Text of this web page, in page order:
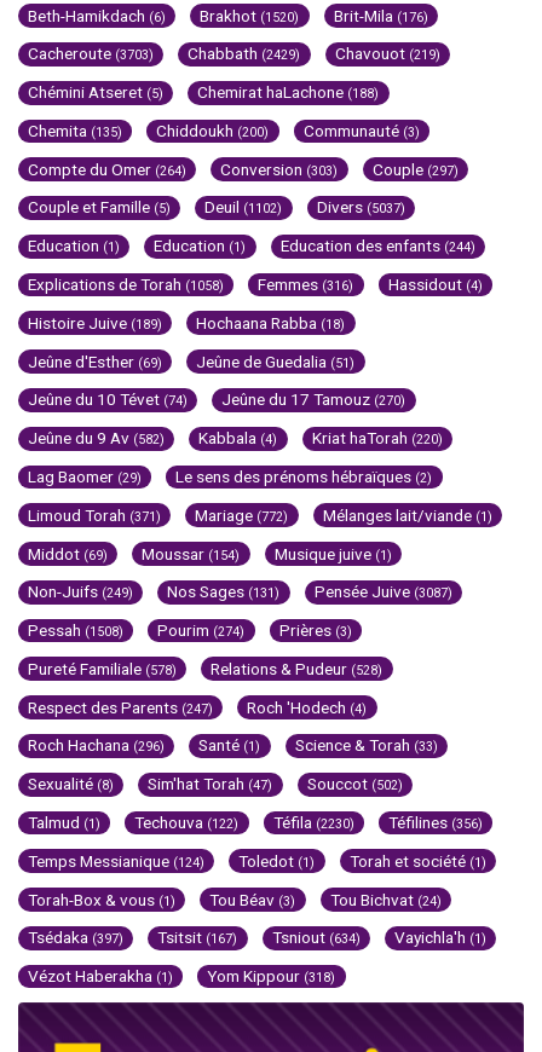
Beth-Hamikdach (6) Brakhot (1520) Brit-Mila (176)
Cacheroute (3703) Chabbath (2429) Chavouot (219)
Chémini Atseret (5) Chemirat haLachone (188)
Chemita (135) Chiddoukh (200) Communauté (3)
Compte du Omer (264) Conversion (303) Couple (297)
Couple et Famille (5) Deuil (1102) Divers (5037)
Education (1) Education (1) Education des enfants (244)
Explications de Torah (1058) Femmes (316) Hassidout (4)
Histoire Juive (189) Hochaana Rabba (18)
Jeûne d'Esther (69) Jeûne de Guedalia (51)
Jeûne du 10 Tévet (74) Jeûne du 17 Tamouz (270)
Jeûne du 9 Av (582) Kabbala (4) Kriat haTorah (220)
Lag Baomer (29) Le sens des prénoms hébraïques (2)
Limoud Torah (371) Mariage (772) Mélanges lait/viande (1)
Middot (69) Moussar (154) Musique juive (1)
Non-Juifs (249) Nos Sages (131) Pensée Juive (3087)
Pessah (1508) Pourim (274) Prières (3)
Pureté Familiale (578) Relations & Pudeur (528)
Respect des Parents (247) Roch 'Hodech (4)
Roch Hachana (296) Santé (1) Science & Torah (33)
Sexualité (8) Sim'hat Torah (47) Souccot (502)
Talmud (1) Techouva (122) Téfila (2230) Téfilines (356)
Temps Messianique (124) Toledot (1) Torah et société (1)
Torah-Box & vous (1) Tou Béav (3) Tou Bichvat (24)
Tsédaka (397) Tsitsit (167) Tsniout (634) Vayichla'h (1)
Vézot Haberakha (1) Yom Kippour (318)